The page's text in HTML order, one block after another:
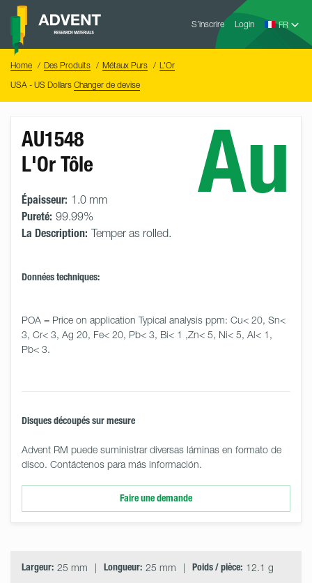
Skip
content
S’inscrire Login
Advent
Home Des Produits Métaux Purs
L'Or
USA - US Dollars Changer de devise
Au
AU1548
L'Or Tôle
Épaisseur: 1.0 mm
Pureté: 99.99%
La Description: Temper as rolled.
Données techniques:
POA = Price on application Typical analysis ppm: Cu< 20, Sn<
3, Cr< 3, Ag 20, Fe< 20, Pb< 3, Bi< 1 ,Zn< 5, Ni< 5, Al< 1,
Pb< 3.
Disques découpés sur mesure
Advent RM puede suministrar diversas láminas en formato de
disco. Contáctenos para más información.
Faire une demande
Largeur: 25 mm Longueur: 25 mm Poids / pièce: 12.1 g